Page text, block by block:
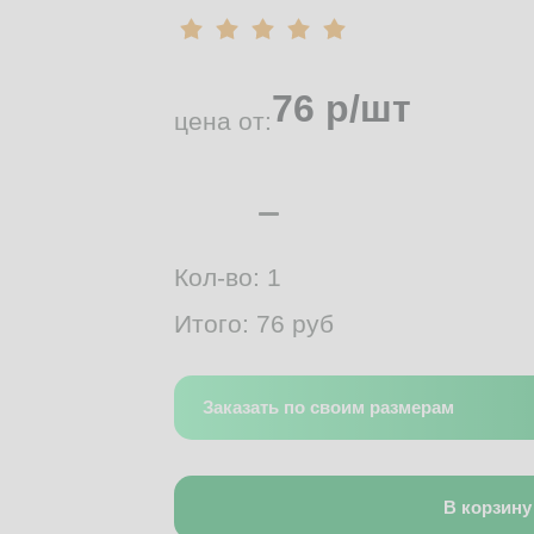
цена от:76 р/шт
Кол-во: 1
Итого: 76 руб
Заказать по своим размерам
В корзину